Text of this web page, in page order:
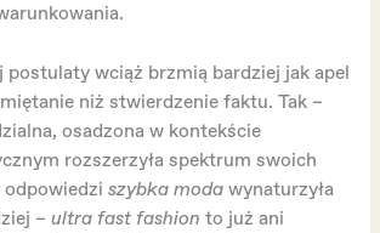
postulaty wciąż brzmią bardziej jak apel
niż stwierdzenie faktu. Tak –
osadzona w kontekście
rozszerzyła spektrum swoich
odpowiedzi szybka modawynaturzyła
– ultra fast fashion to już ani